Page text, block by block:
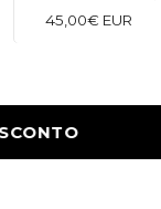
45,00€ EUR